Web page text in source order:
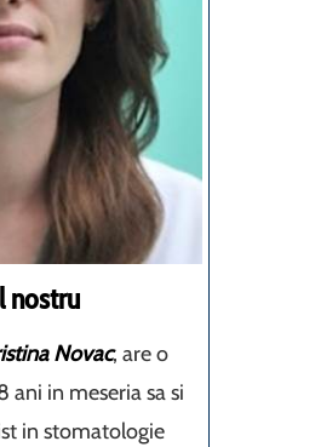
nostru
Novac, are o
ani in meseria sa si
in stomatologie